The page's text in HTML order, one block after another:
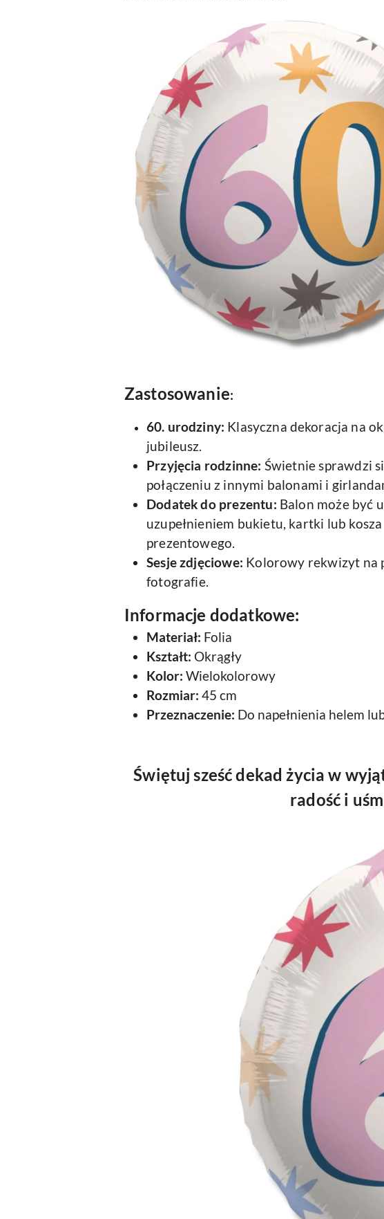
Zastosowanie:
60. urodziny: Klasyczna dekoracja na
jubileusz.
Przyjęcia rodzinne: Świetnie sprawdzi
połączeniu z innymi balonami i
Dodatek do prezentu: Balon może być
uzupełnieniem bukietu, kartki lub kosza
prezentowego.
Sesje zdjęciowe: Kolorowy rekwizyt na
fotografie.
Informacje dodatkowe:
Materiał: Folia
Kształt: Okrągły
Kolor: Wielokolorowy
Rozmiar: 45 cm
Przeznaczenie: Do napełnienia helem
Świętuj sześć dekad życia w
radość i